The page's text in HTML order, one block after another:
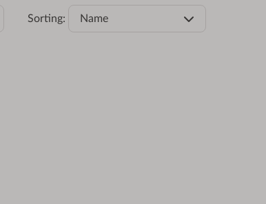
Sorting: Name